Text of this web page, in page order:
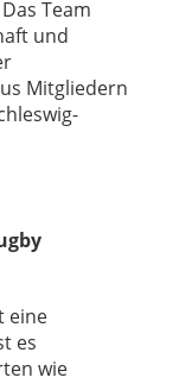
Team
und
Mitgliedern
eine
es
wie